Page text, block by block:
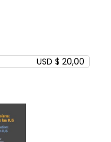
USD $ 20,00